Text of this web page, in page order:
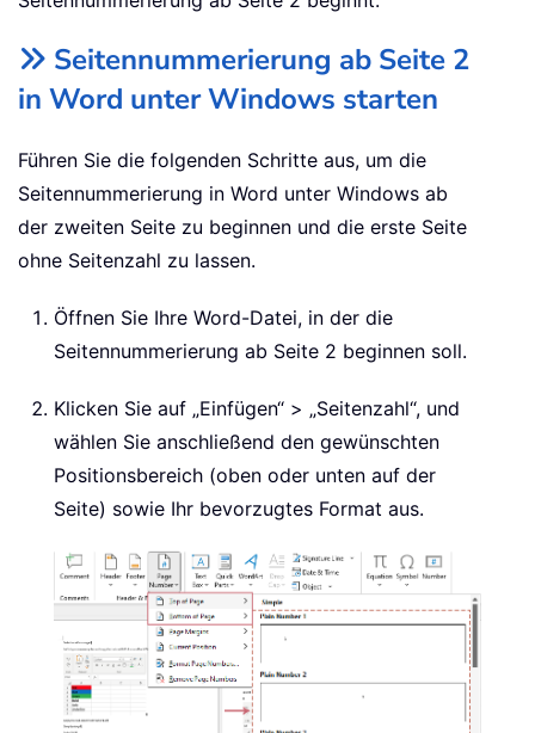
Seitennummerierung ab Seite 2
in Word unter Windows starten
Führen Sie die folgenden Schritte aus, um die
Seitennummerierung in Word unter Windows ab
der zweiten Seite zu beginnen und die erste Seite
ohne Seitenzahl zu lassen.
Öffnen Sie Ihre Word-Datei, in der die
Seitennummerierung ab Seite 2 beginnen soll.
Klicken Sie auf „Einfügen“ > „Seitenzahl“, und
wählen Sie anschließend den gewünschten
Positionsbereich (oben oder unten auf der
Seite) sowie Ihr bevorzugtes Format aus.